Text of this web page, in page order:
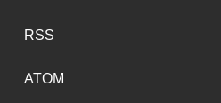
RSS
ATOM